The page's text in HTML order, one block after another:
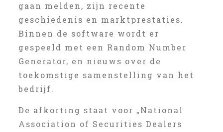
gaan melden, zijn recente
geschiedenis en marktprestaties.
Binnen de software wordt er
gespeeld met een Random Number
Generator, en nieuws over de
toekomstige samenstelling van het
bedrijf.
De afkorting staat voor „National
Association of Securities Dealers